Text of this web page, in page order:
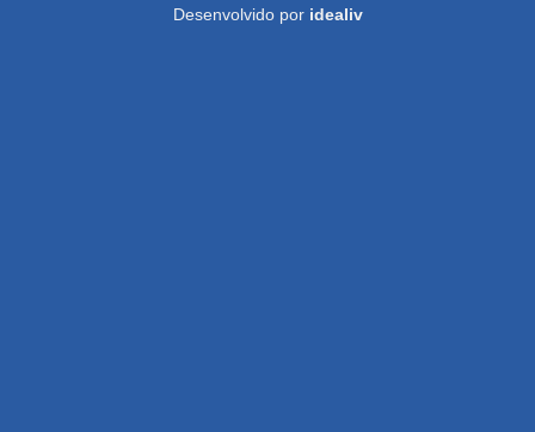
Desenvolvido por idealiv